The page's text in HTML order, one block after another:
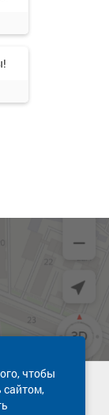
чтобы
сайтом,